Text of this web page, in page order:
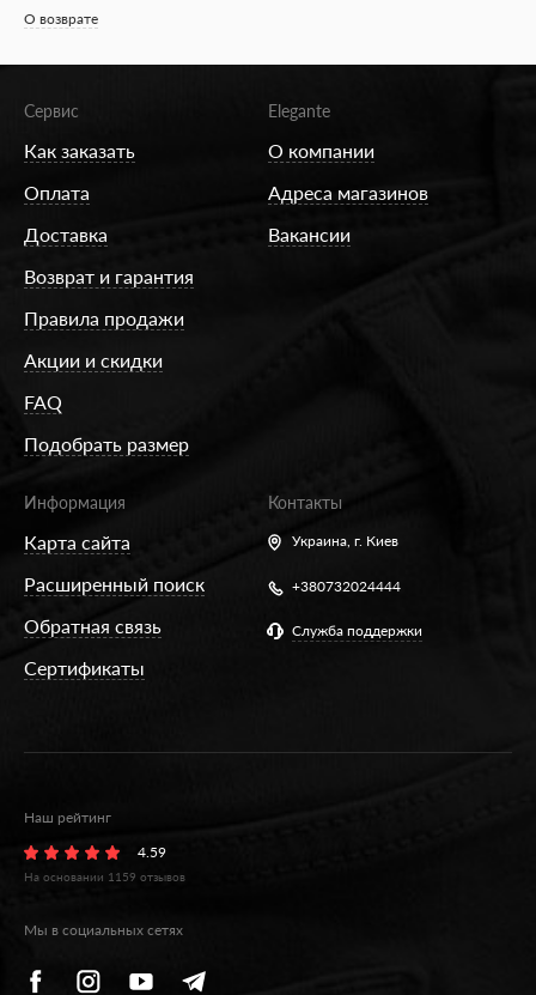
О возврате
Сервис
Как заказать
Оплата
Доставка
Возврат и гарантия
Правила продажи
Акции и скидки
FAQ
Подобрать размер
Elegante
О компании
Адреса магазинов
Вакансии
Информация
Карта сайта
Расширенный поиск
Обратная связь
Сертификаты
Контакты
Украина, г. Киев
+380732024444
Служба поддержки
Наш рейтинг
4.59
На основании 1159 отзывов
Мы в социальных сетях